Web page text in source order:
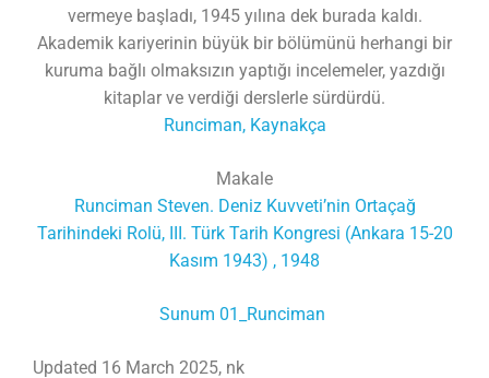
vermeye başladı, 1945 yılına dek burada kaldı.
Akademik kariyerinin büyük bir bölümünü herhangi bir
kuruma bağlı olmaksızın yaptığı incelemeler, yazdığı
kitaplar ve verdiği derslerle sürdürdü.
Runciman, Kaynakça
Makale
Runciman Steven. Deniz Kuvveti’nin Ortaçağ
Tarihindeki Rolü, III. Türk Tarih Kongresi (Ankara 15-20
Kasım 1943) , 1948
Sunum 01_Runciman
Updated 16 March 2025, nk